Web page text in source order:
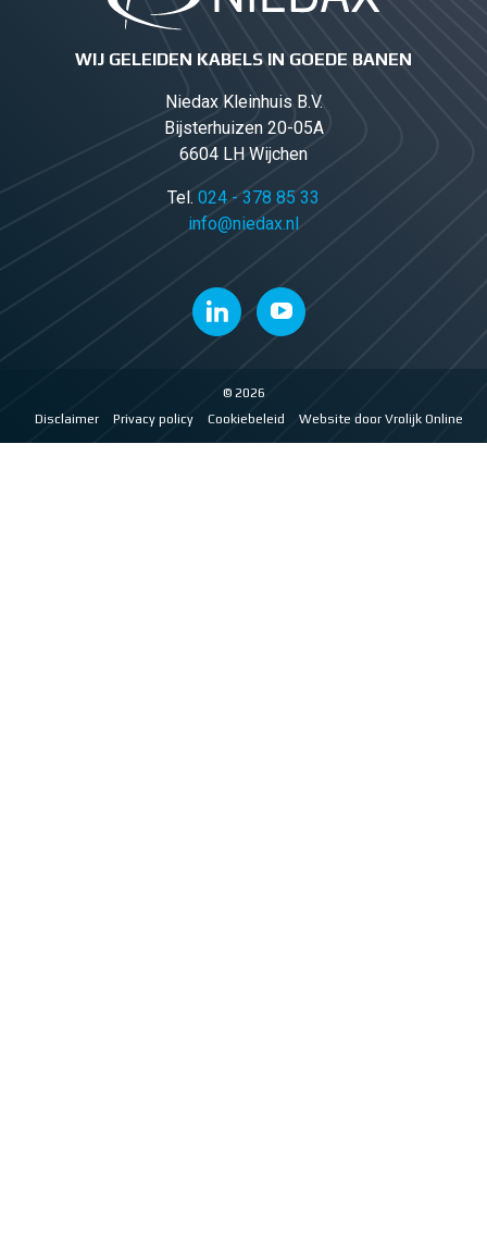
WIJ GELEIDEN KABELS IN GOEDE BANEN
Niedax Kleinhuis B.V.
Bijsterhuizen 20-05A
6604 LH Wijchen
Tel. 024 - 378 85 33
info@niedax.nl
© 2026
Disclaimer
Privacy policy Cookiebeleid Website door Vrolijk Online